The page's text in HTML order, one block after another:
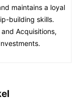
maintains a loyal
building skills.
Acquisitions,